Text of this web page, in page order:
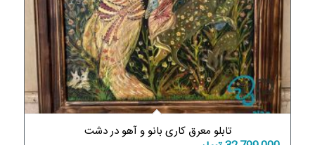
تابلو معرق کاری بانو و آهو در دشت